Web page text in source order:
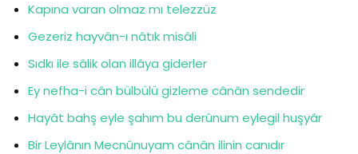
Kapına varan olmaz mı telezzüz
Gezeriz hayvân-ı nâtık misâli
Sıdkı ile sâlik olan illâya giderler
Ey nefha-i cân bülbülü gizleme cânân sendedir
Hayât bahş eyle şahım bu derûnum eylegil huşyâr
Bir Leylânın Mecnûnuyam cânân ilinin canıdır